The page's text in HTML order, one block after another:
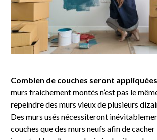
Combien de couches seront
murs fraichement montés n’est pas le
repeindre des murs vieux de plusieurs
Des murs usés nécessiteront
couches que des murs neufs afin de